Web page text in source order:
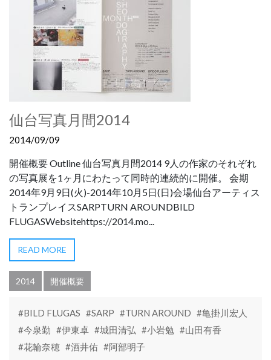
仙台写真月間2014
2014/09/09
開催概要 Outline 仙台写真月間2014 9人の作家のそれぞれ
の写真展を1ヶ月にわたって同時的連続的に開催。 会期
2014年9月9日(火)-2014年10月5日(日)会場仙台アーティス
トランプレイスSARPTURN AROUNDBILD
FLUGASWebsitehttps://2014.mo...
READ MORE
2014 開催概要
#BILD FLUGAS #SARP #TURN AROUND #亀掛川宏人
#今泉勤 #伊東卓 #城田清弘 #小岩勉 #山田有香
#花輪奈穂 #酒井佑 #阿部明子